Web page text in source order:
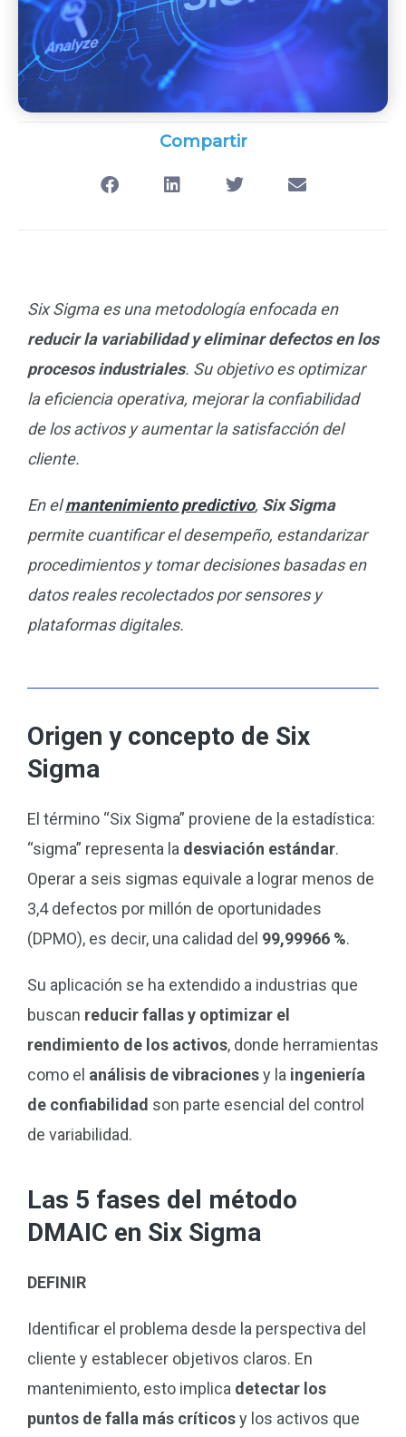
Compartir
Six Sigma es una metodología enfocada en
reducir la variabilidad y eliminar defectos en los
procesos industriales. Su objetivo es optimizar
la eficiencia operativa, mejorar la confiabilidad
de los activos y aumentar la satisfacción del
cliente.
En elmantenimiento predictivo, Six Sigma
permite cuantificar el desempeño, estandarizar
procedimientos y tomar decisiones basadas en
datos reales recolectados por sensores y
plataformas digitales.
Origen y concepto de Six
Sigma
El término “Six Sigma” proviene de la estadística:
“sigma” representa la desviación estándar.
Operar a seis sigmas equivale a lograr menos de
3,4 defectos por millón de oportunidades
(DPMO), es decir, una calidad del 99,99966 %.
Su aplicación se ha extendido a industrias que
buscan reducir fallas y optimizar el
rendimiento de los activos, donde herramientas
como el análisis de vibracionesy la ingeniería
de confiabilidad son parte esencial del control
de variabilidad.
Las 5 fases del método
DMAIC en Six Sigma
DEFINIR
Identificar el problema desde la perspectiva del
cliente y establecer objetivos claros. En
mantenimiento, esto implica detectar los
puntos de falla más críticosy los activos que